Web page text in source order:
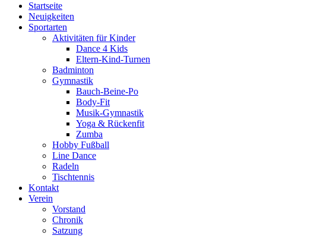
Startseite
Neuigkeiten
Sportarten
Aktivitäten für Kinder
Dance 4 Kids
Eltern-Kind-Turnen
Badminton
Gymnastik
Bauch-Beine-Po
Body-Fit
Musik-Gymnastik
Yoga & Rückenfit
Zumba
Hobby Fußball
Line Dance
Radeln
Tischtennis
Kontakt
Verein
Vorstand
Chronik
Satzung